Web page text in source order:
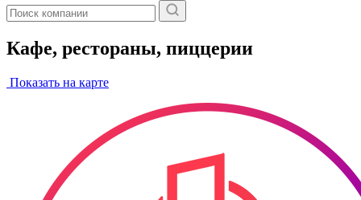
Кафе, рестораны, пиццерии
Показать на карте